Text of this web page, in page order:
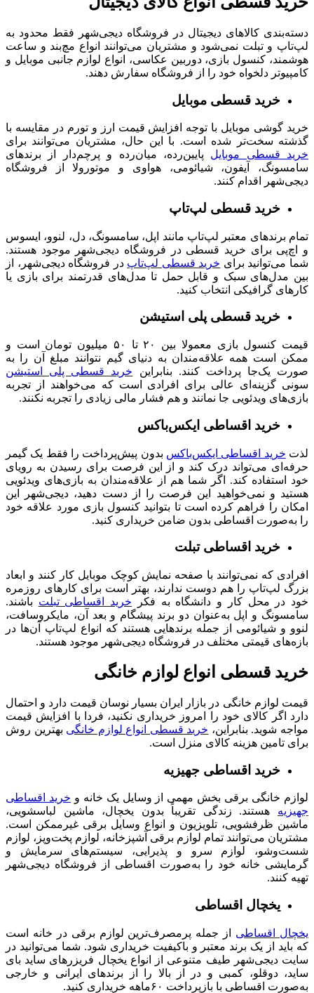
دسته‌بندی کالاهای دیجیتال در فروشگاه دیجی‌شهر فقط محدود به
لپ‌تاپ و تبلت‌ نمی‌شود و مشتریان می‌توانند انواع مچ‌بند و ساعت
هوشمند، کنسول بازی، دوربین عکاسی، انواع لوازم جانبی موبایل و
کامپیوتر دلخواه خود را از فروشگاه سفارش دهند.
خرید قسطی موبایل
خرید گوشی موبایل با توجه افزایش قیمت ارز و تورم در مقایسه با
گذشته سخت‌تر شده است. با این حال، مشتریان می‌توانند برای
خرید قسطی موبایل
پایین‌رده، میان‌رده و پرچم‌دار از برندهای
سامسونگ، آیفون، شیائومی، هواوی و موتورولا از فروشگاه
دیجی‌شهر اقدام کنند.
خرید قسطی لپ‌تاپ
تمام برندهای معتبر لپ‌تاپ مانند اپل، سامسونگ، دل، لنوو، ایسوس
و اچ‌پی برای خرید قسطی در فروشگاه دیجی‌شهر موجود هستند.
شما می‌توانید برای خرید قسطی لپ‌تاپ در فروشگاه دیجی‌شهر، از
بین مدل‌های سبک و قابل حمل تا مدل‌های قدرتمند برای بازی یا
کارهای گرافیکی انتخاب کنید.
خرید قسطی پلی استیشن
قیمت کنسول‌ بازی معمولا بین ۲۰ تا ۵۰ میلیون تومان است و
ممکن است همه علاقه‌مندان به دنیای گیم نتوانند مبلغ آن را به
صورت یک‌جا پرداخت کنند. بنابراین
خرید قسطی پلی‌ استیشن
سونی گزینه‌ای عالی برای افرادی است که می‌خواهند از تجربه
بازی‌های ویدئویی جا نمانند و هم فشار مالی زیادی را تجربه نکنند.
خرید اقساطی ایکس‌باکس
لذت خرید اقساطی ایکس‌باکس بدون پیش‌پرداخت را فقط یک گیمر
حرفه‌ای می‌تواند درک کند و از این فرصت برای رسیدن به رویای
خود استفاده کند. اگر شما هم از علاقه‌مندان به بازی‌های ویدئویی
هستید و نمی‌خواهید این فرصت را از دست دهید، دیجی‌شهر این
امکان را فراهم کرده است تا بتوانید کنسول بازی مورد علاقه خود
را به‌صورت اقساطی بدون ضامن خریداری کنید.
خرید اقساطی تبلت
افرادی که نمی‌توانند با صفحه نمایش کوچک موبایل کار کنند و ابعاد
بزرگ لپ‌تاپ را هم دوست ندارند، بهتر است برای کارهای روزمره
خود در محل کار و دانشگاه به فکر
خرید اقساطی تبلت باشند.
سامسونگ و اپل به‌عنوان دو برند پیشگام و بعد آن، مایکروسافت،
لنوو و شیائومی از جمله برندهایی هستند که انواع لپ‌تاپ آن‌ها در
بازه‌های قیمتی مختلف در فروشگاه دیجی‌شهر موجود هستند.
خرید قسطی انواع لوازم خانگی
قیمت لوازم خانگی در بازار ایران بسیار نوسان قیمت دارد و احتمال
دارد اگر کالای خود را امروز خریداری نکنید، فردا با افزایش قیمت
مواجه شوید. بنابراین، خرید قسطی انواع لوازم خانگی بهترین روش
برای تامین هزینه کالای منزل است.
خرید اقساطی جهیزیه
لوازم خانگی برقی بخش مهمی از وسایل یک خانه و خرید اقساطی
جهیزیه
هستند. زندگی تقریباً بدون یخچال، ماشین لباسشویی،
ماشین ظرفشویی، تلویزیون و انواع وسایل برقی غیرممکن است.
مشتریان می‌توانند تمام لوازم برقی آشپزخانه، لوازم پخت‌وپز، لوازم
شست‌وشو، لوازم سرو و پذیرایی، سیستم‌های سرمایش و
گرمایشی خانه خود را به‌صورت اقساطی از فروشگاه دیجی‌شهر
تهیه کنند.
یخچال اقساطی
یخچال اقساطی
از جمله پرمصرف‌ترین لوازم برقی در خانه است
که باید از یک برند معتبر و باکیفیت خریداری شود. شما می‌توانید در
سایت دیجی‌شهر طیف متنوعی از انواع یخچال‌ فریزرهای ساید بای
ساید، دوقلو، کمبی و در از بالا را از برندهای ایرانی و خارجی
به‌صورت اقساطی با بازپرداخت ۶۰ماهه خریداری کنید.